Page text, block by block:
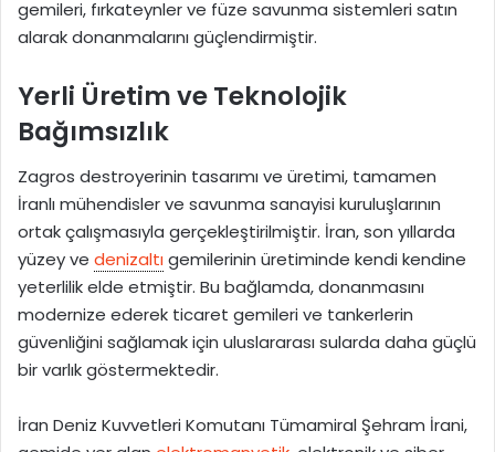
gemileri, fırkateynler ve füze savunma sistemleri satın
alarak donanmalarını güçlendirmiştir.
Yerli Üretim ve Teknolojik
Bağımsızlık
Zagros destroyerinin tasarımı ve üretimi, tamamen
İranlı mühendisler ve savunma sanayisi kuruluşlarının
ortak çalışmasıyla gerçekleştirilmiştir. İran, son yıllarda
yüzey ve denizaltıgemilerinin üretiminde kendi kendine
yeterlilik elde etmiştir. Bu bağlamda, donanmasını
modernize ederek ticaret gemileri ve tankerlerin
güvenliğini sağlamak için uluslararası sularda daha güçlü
bir varlık göstermektedir.
İran Deniz Kuvvetleri Komutanı Tümamiral Şehram İrani,